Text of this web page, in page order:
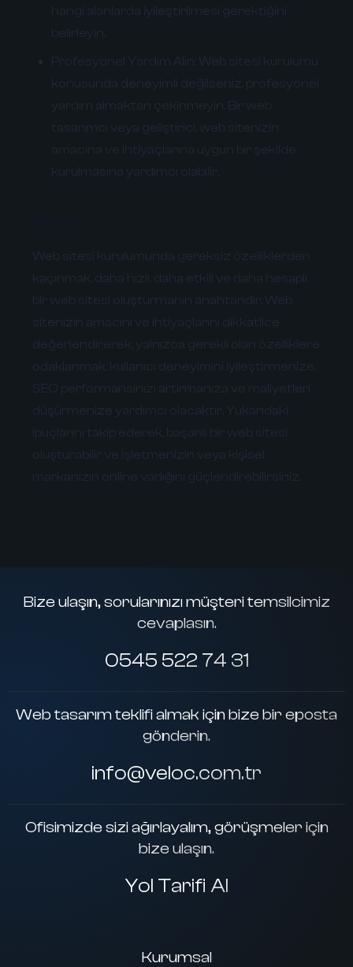
hangi alanlarda iyileştirilmesi gerektiğini
belirleyin.
Profesyonel Yardım Alın: Web sitesi kurulumu
konusunda deneyimli değilseniz, profesyonel
yardım almaktan çekinmeyin. Bir web
tasarımcı veya geliştirici, web sitenizin
amacına ve ihtiyaçlarına uygun bir şekilde
kurulmasına yardımcı olabilir.
Web sitesi kurulumunda gereksiz özelliklerden
kaçınmak, daha hızlı, daha etkili ve daha hesaplı
bir web sitesi oluşturmanın anahtarıdır. Web
sitenizin amacını ve ihtiyaçlarını dikkatlice
değerlendirerek, yalnızca gerekli olan özelliklere
odaklanmak, kullanıcı deneyimini iyileştirmenize,
SEO performansınızı artırmanıza ve maliyetleri
düşürmenize yardımcı olacaktır. Yukarıdaki
ipuçlarını takip ederek, başarılı bir web sitesi
oluşturabilir ve işletmenizin veya kişisel
markanızın online varlığını güçlendirebilirsiniz.
Bize ulaşın, sorularınızı müşteri temsilcimiz
cevaplasın.
0545 522 74 31
Web tasarım teklifi almak için bize bir eposta
gönderin.
info@veloc.com.tr
Ofisimizde sizi ağırlayalım, görüşmeler için
bize ulaşın.
Yol Tarifi Al
Kurumsal